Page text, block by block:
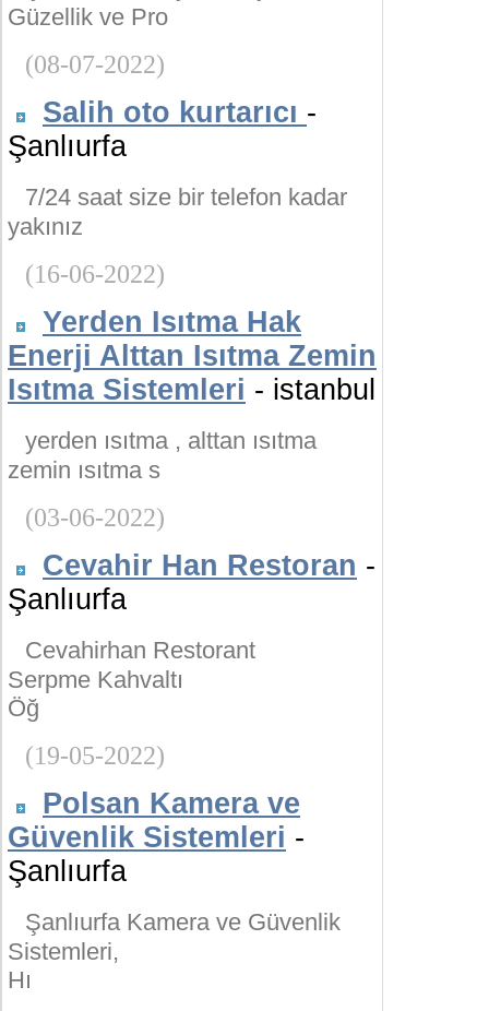
Güzellik ve Pro
(08-07-2022)
Salih oto kurtarıcı -
Şanlıurfa
7/24 saat size bir telefon kadar
yakınız
(16-06-2022)
Yerden Isıtma Hak
Enerji Alttan Isıtma Zemin
Isıtma Sistemleri - istanbul
yerden ısıtma , alttan ısıtma
zemin ısıtma s
(03-06-2022)
Cevahir Han Restoran -
Şanlıurfa
Cevahirhan Restorant
Serpme Kahvaltı
Öğ
(19-05-2022)
Polsan Kamera ve
Güvenlik Sistemleri -
Şanlıurfa
Şanlıurfa Kamera ve Güvenlik
Sistemleri,
Hı